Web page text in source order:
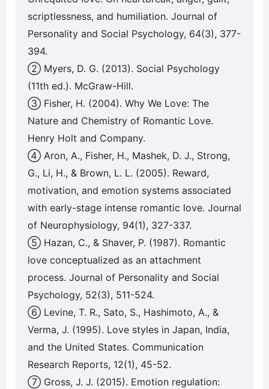
scriptlessness, and humiliation. Journal of
Personality and Social Psychology, 64(3), 377-
394.
② Myers, D. G. (2013). Social Psychology
(11th ed.). McGraw-Hill.
③ Fisher, H. (2004). Why We Love: The
Nature and Chemistry of Romantic Love.
Henry Holt and Company.
④ Aron, A., Fisher, H., Mashek, D. J., Strong,
G., Li, H., & Brown, L. L. (2005). Reward,
motivation, and emotion systems associated
with early-stage intense romantic love. Journal
of Neurophysiology, 94(1), 327-337.
⑤ Hazan, C., & Shaver, P. (1987). Romantic
love conceptualized as an attachment
process. Journal of Personality and Social
Psychology, 52(3), 511-524.
⑥ Levine, T. R., Sato, S., Hashimoto, A., &
Verma, J. (1995). Love styles in Japan, India,
and the United States. Communication
Research Reports, 12(1), 45-52.
⑦ Gross, J. J. (2015). Emotion regulation: